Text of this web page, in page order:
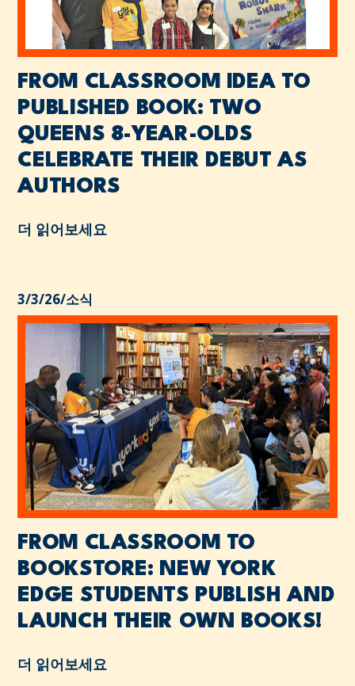
FROM CLASSROOM IDEA TO
PUBLISHED BOOK: TWO
QUEENS 8-YEAR-OLDS
CELEBRATE THEIR DEBUT AS
AUTHORS
더 읽어보세요
3/3/26/소식
FROM CLASSROOM TO
BOOKSTORE: NEW YORK
EDGE STUDENTS PUBLISH AND
LAUNCH THEIR OWN BOOKS!
더 읽어보세요